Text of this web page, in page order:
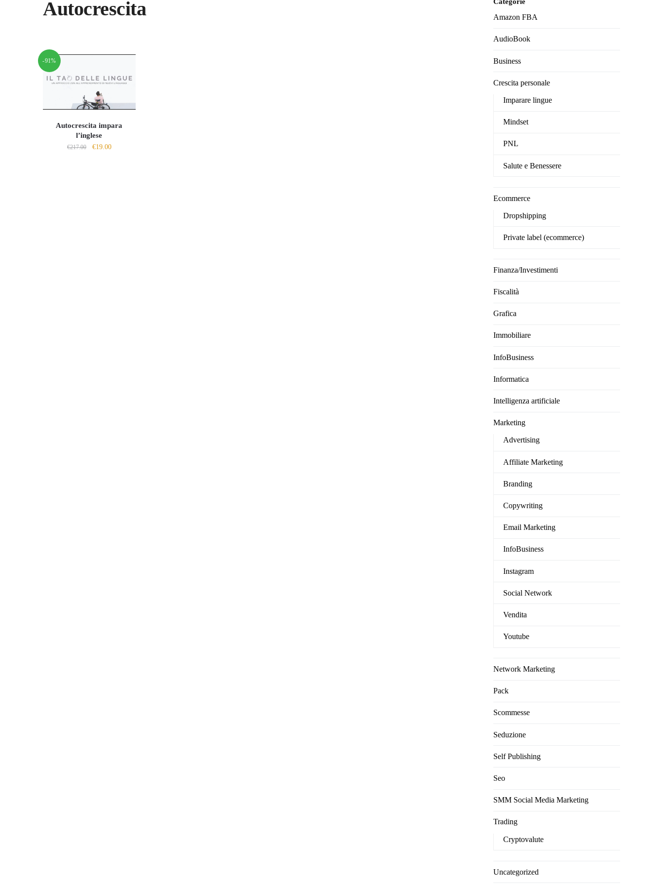
Autocrescita
-91%
Autocrescita impara
l’inglese
€217.00
Il
€19.00Il
Amazon FBA
AudioBook
Business
Crescita personale
Imparare lingue
Mindset
PNL
Salute e Benessere
Ecommerce
Dropshipping
Private label (ecommerce)
Finanza/Investimenti
Fiscalità
Grafica
Immobiliare
InfoBusiness
Informatica
Intelligenza artificiale
Marketing
Advertising
Affiliate Marketing
Branding
Copywriting
Email Marketing
InfoBusiness
Instagram
Social Network
Vendita
Youtube
Network Marketing
Pack
Scommesse
Seduzione
Self Publishing
Seo
SMM Social Media Marketing
Trading
Cryptovalute
Uncategorized